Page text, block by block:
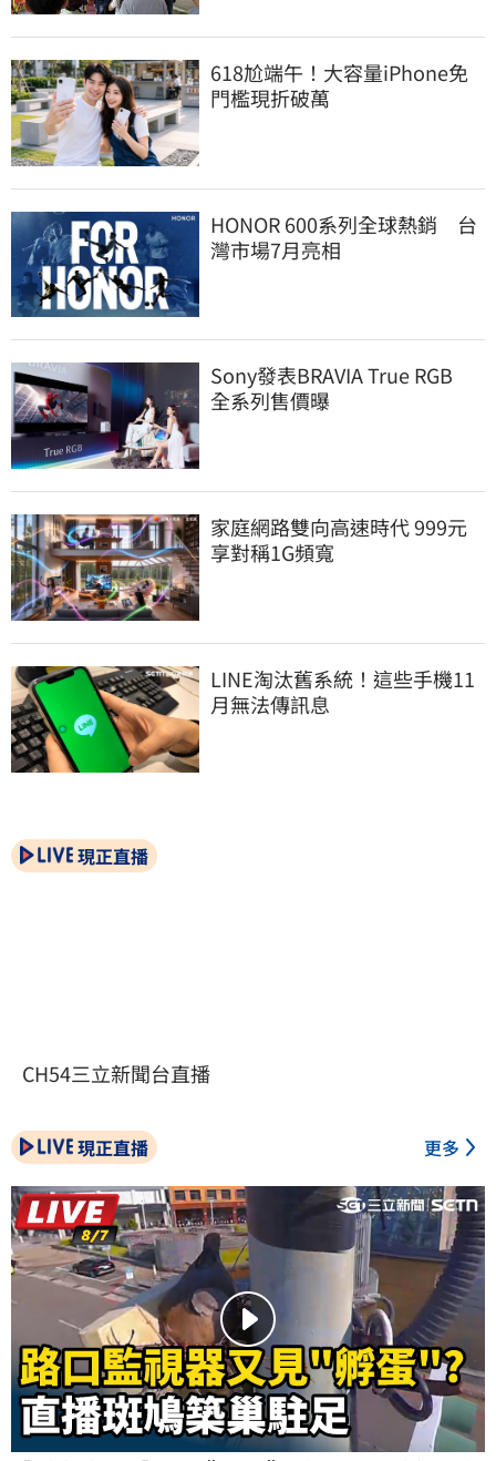
618尬端午！大容量iPhone免
門檻現折破萬
HONOR 600系列全球熱銷　台
灣市場7月亮相
Sony發表BRAVIA True RGB
全系列售價曝
家庭網路雙向高速時代 999元
享對稱1G頻寬
LINE淘汰舊系統！這些手機11
月無法傳訊息
現正直播
CH54三立新聞台直播
現正直播 更多